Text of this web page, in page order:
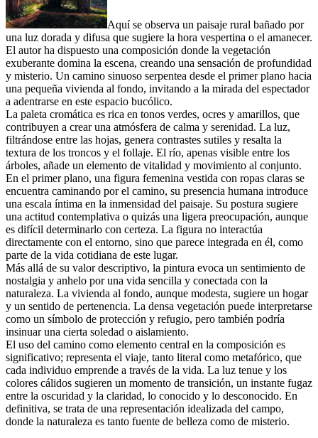
Aquí se observa un paisaje rural bañado por
una luz dorada y difusa que sugiere la hora vespertina o el amanecer.
El autor ha dispuesto una composición donde la vegetación
exuberante domina la escena, creando una sensación de profundidad
y misterio. Un camino sinuoso serpentea desde el primer plano hacia
una pequeña vivienda al fondo, invitando a la mirada del espectador
a adentrarse en este espacio bucólico.
La paleta cromática es rica en tonos verdes, ocres y amarillos, que
contribuyen a crear una atmósfera de calma y serenidad. La luz,
filtrándose entre las hojas, genera contrastes sutiles y resalta la
textura de los troncos y el follaje. El río, apenas visible entre los
árboles, añade un elemento de vitalidad y movimiento al conjunto.
En el primer plano, una figura femenina vestida con ropas claras se
encuentra caminando por el camino, su presencia humana introduce
una escala íntima en la inmensidad del paisaje. Su postura sugiere
una actitud contemplativa o quizás una ligera preocupación, aunque
es difícil determinarlo con certeza. La figura no interactúa
directamente con el entorno, sino que parece integrada en él, como
parte de la vida cotidiana de este lugar.
Más allá de su valor descriptivo, la pintura evoca un sentimiento de
nostalgia y anhelo por una vida sencilla y conectada con la
naturaleza. La vivienda al fondo, aunque modesta, sugiere un hogar
y un sentido de pertenencia. La densa vegetación puede interpretarse
como un símbolo de protección y refugio, pero también podría
insinuar una cierta soledad o aislamiento.
El uso del camino como elemento central en la composición es
significativo; representa el viaje, tanto literal como metafórico, que
cada individuo emprende a través de la vida. La luz tenue y los
colores cálidos sugieren un momento de transición, un instante fugaz
entre la oscuridad y la claridad, lo conocido y lo desconocido. En
definitiva, se trata de una representación idealizada del campo,
donde la naturaleza es tanto fuente de belleza como de misterio.